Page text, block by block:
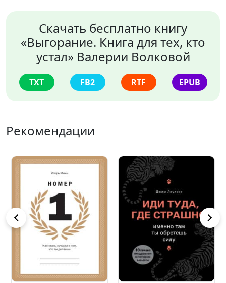
Скачать бесплатно книгу
«Выгорание. Книга для тех, кто
устал» Валерии Волковой
TXT FB2 RTF EPUB
Рекомендации